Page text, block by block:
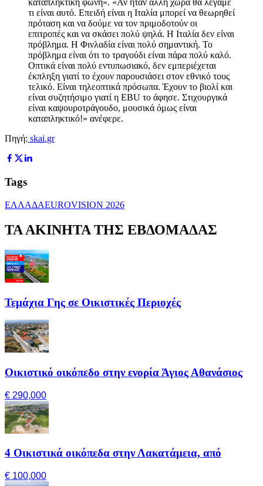
τι είναι αυτό. Επειδή είναι η Ιταλία μπορεί να θεωρηθεί
πρόταση και να δούμε να τον πριμοδοτούν οι
επιτροπές και να σκάσει πολύ ψηλά. Η Ιταλία δεν είναι
πρόβλημα. Η Φινλαδία είναι πολύ σημαντική. Το
πρόβλημα είναι ότι το τραγούδι είναι πάρα πολύ καλό.
Οπτικά είναι πολύ εντυπωσιακό, δεν εμπεριέχεται
έκπληξη γιατί το έχουν παρουσιάσει στον εθνικό τους
τελικό. Είναι τηλεοπτικά πρόσωπα. Έχουν το βιολί και
είναι συζητήσιμο γιατί η EBU το άφησε. Στιχουργικά
είναι καψουροτράγουδο, μουσικά όμως είναι
καταπληκτικό!» ανέφερε.
Πηγή: skai.gr
Tags
ΕΛΛΑΔΑEUROVISION 2026
ΤΑ ΑΚΙΝΗΤΑ ΤΗΣ ΕΒΔΟΜΑΔΑΣ
Τεμάχια Γης σε Οικιστικές Περιοχές
Οικιστικό οικόπεδο στην ενορία Άγιος Αθανάσιος
€ 290,000
4 Οικιστικά οικόπεδα στην Λακατάμεια, από
€ 100,000